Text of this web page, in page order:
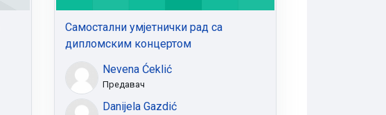
Самостални умјетнички рад са
дипломским концертом
Nevena Ćeklić
Предавач
Danijela Gazdić